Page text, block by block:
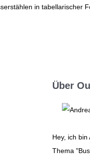
in tabellarischer
Über
Hey, ich
Thema